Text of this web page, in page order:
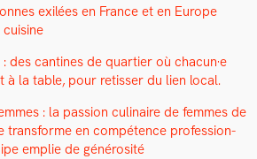
exilées en France et en Europe
des can­tines de quarti­er où chacun·e
à la table, pour retiss­er du lien local.
: la pas­sion culi­naire de femmes de
trans­forme en com­pé­tence pro­fes­sion­
emplie de générosité